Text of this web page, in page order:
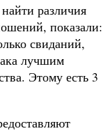
различия
показали:
свиданий,
лучшим
Этому есть 3